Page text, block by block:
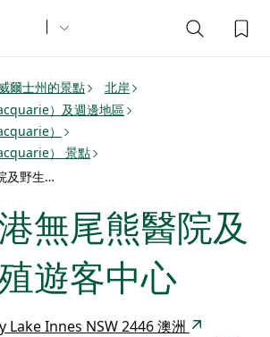
爾士州的景點
北岸
）及週邊地區
）
） 景點
麥考瑞港無尾熊醫院及野生繁殖遊客中心
無尾熊醫院及
遊客中心
Lake Innes NSW 2446 澳洲